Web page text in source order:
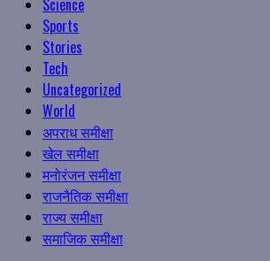
Science
Sports
Stories
Tech
Uncategorized
World
अपराध समीक्षा
खेल समीक्षा
मनोरंजन समीक्षा
राजनैतिक समीक्षा
राज्य समीक्षा
समाजिक समीक्षा